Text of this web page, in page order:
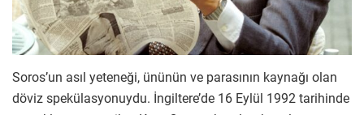
Soros’un asıl yeteneği, ününün ve parasının kaynağı olan
döviz spekülasyonuydu. İngiltere’de 16 Eylül 1992 tarihinde